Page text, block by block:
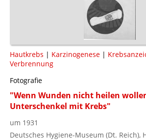
Hautkrebs | Karzinogenese |
Verbrennung
Fotografie
"Wenn Wunden nicht heilen
Unterschenkel mit Krebs"
um 1931
Deutsches Hygiene-Museum (Dt. Reich),